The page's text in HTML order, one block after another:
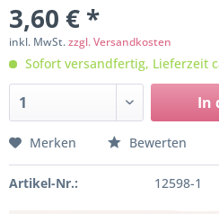
3,60 € *
inkl. MwSt.zzgl. Versandkosten
Sofort versandfertig, Lieferzeit
In
Merken Bewerten
Artikel-Nr.: 12598-1